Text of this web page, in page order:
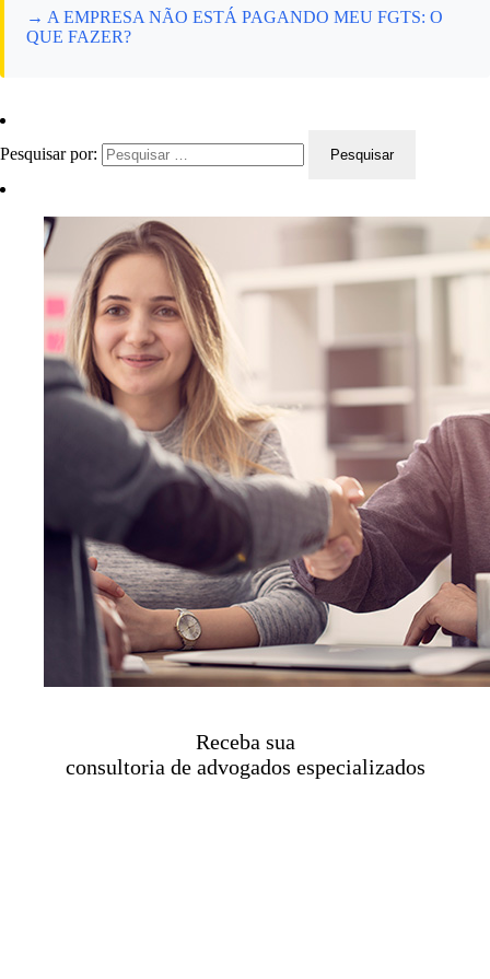
→ A EMPRESA NÃO ESTÁ PAGANDO MEU FGTS: O
QUE FAZER?
Pesquisar por:
Receba sua
consultoria de advogados especializados